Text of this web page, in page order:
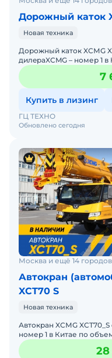
Дорожный каток
Новая техника
Дорожный каток XСМG
дилepаXCMG – номер 1
Позвоните прямо
под
7
Купить в лизинг
Обновлено сегодня
ГЦ ТЕХНО
Москва и ещё 14 городов
Автокран
XCT70 S
Новая техника
Автокран XСМG
номер 1 в Китае по
ceйчaс, и узнайте
28